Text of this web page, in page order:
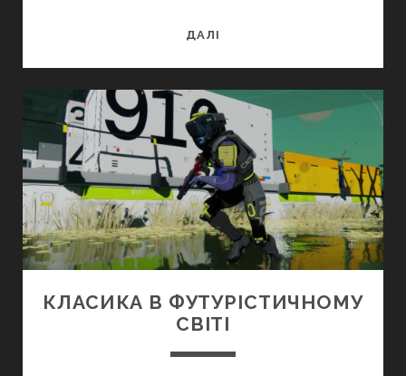
ДАЛІ
КЛАСИКА В ФУТУРІСТИЧНОМУ
СВІТІ